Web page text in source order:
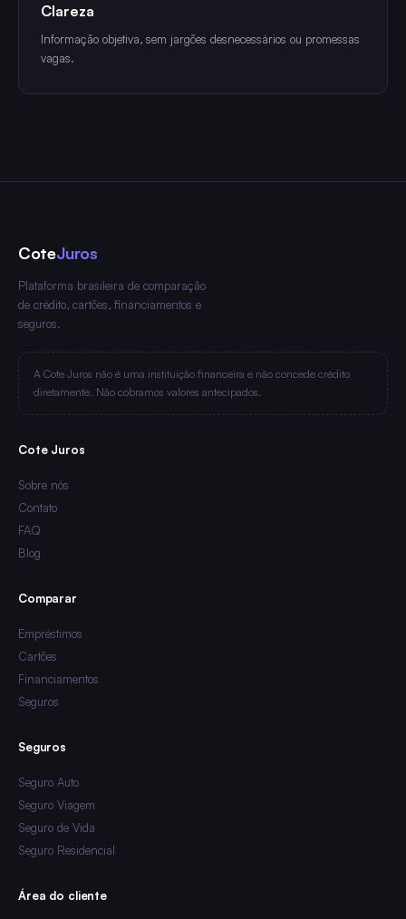
Clareza
Informação objetiva, sem jargões desnecessários ou promessas
vagas.
CoteJuros
Plataforma brasileira de comparação
de crédito, cartões, financiamentos e
seguros.
A Cote Juros não é uma instituição financeira e não concede crédito
diretamente. Não cobramos valores antecipados.
Cote Juros
Sobre nós
Contato
FAQ
Blog
Comparar
Empréstimos
Cartões
Financiamentos
Seguros
Seguros
Seguro Auto
Seguro Viagem
Seguro de Vida
Seguro Residencial
Área do cliente